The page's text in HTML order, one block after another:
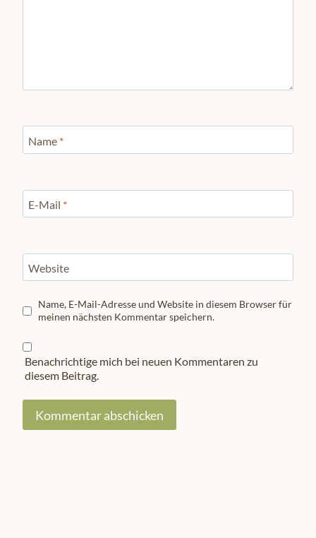
Name *
E-Mail *
Website
Name, E-Mail-Adresse und Website in diesem Browser für
meinen nächsten Kommentar speichern.
Benachrichtige mich bei neuen Kommentaren zu
diesem Beitrag.